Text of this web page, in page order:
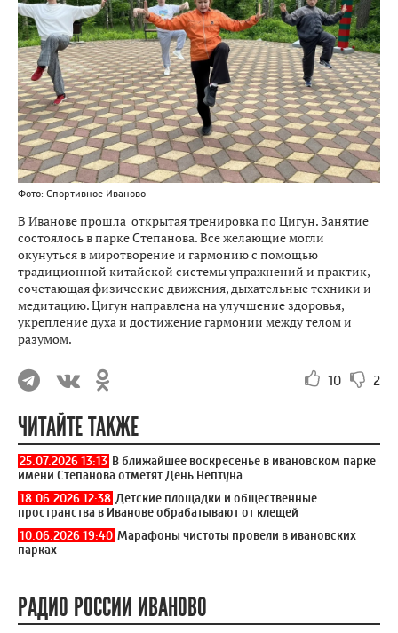
Фото: Спортивное Иваново
В Иванове прошла открытая тренировка по Цигун. Занятие
состоялось в парке Степанова. Все желающие могли
окунуться в миротворение и гармонию с помощью
традиционной китайской системы упражнений и практик,
сочетающая физические движения, дыхательные техники и
медитацию. Цигун направлена на улучшение здоровья,
укрепление духа и достижение гармонии между телом и
разумом.
10 2
ЧИТАЙТЕ ТАКЖЕ
25.07.2026 13:13 В ближайшее воскресенье в ивановском парке
имени Степанова отметят День Нептуна
18.06.2026 12:38 Детские площадки и общественные
пространства в Иванове обрабатывают от клещей
10.06.2026 19:40 Марафоны чистоты провели в ивановских
парках
РАДИО РОССИИ ИВАНОВО